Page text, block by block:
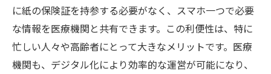
に紙の保険証を持参する必要がなく、スマホ一つで必要
な情報を医療機関と共有できます。この利便性は、特に
忙しい人々や高齢者にとって大きなメリットです。医療
機関も、デジタル化により効率的な運営が可能になり、